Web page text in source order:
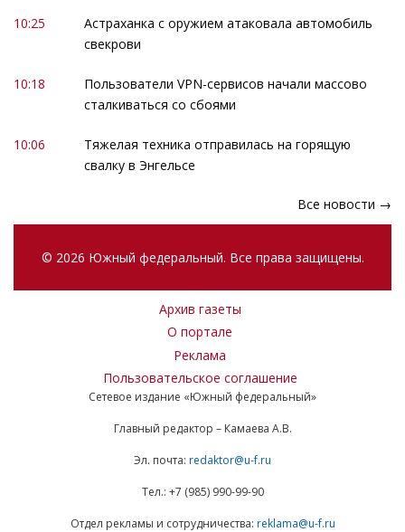
10:25
Астраханка с оружием атаковала автомобиль
свекрови
10:18
Пользователи VPN-сервисов начали массово
сталкиваться со сбоями
10:06
Тяжелая техника отправилась на горящую
свалку в Энгельсе
Все новости →
© 2026 Южный федеральный. Все права защищены.
Архив газеты
О портале
Реклама
Пользовательское соглашение
Сетевое издание «Южный федеральный»
Главный редактор – Камаева А.В.
Эл. почта: redaktor@u-f.ru
Тел.: +7 (985) 990-99-90
Отдел рекламы и сотрудничества: reklama@u-f.ru